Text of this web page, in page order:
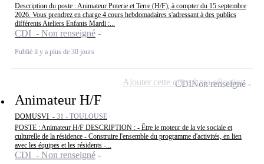
Description du poste : Animateur Poterie et Terre (H/F), à compter du 15 septembre
2026. Vous prendrez en charge 4 cours hebdomadaires s'adressant à des publics
différents Ateliers Enfants Mardi :...
CDI - Non renseigné
Publié il y a plus de 30 jours
Animateur H/F
DOMUSVI - 31 - TOULOUSE
POSTE : Animateur H/F DESCRIPTION : - Être le moteur de la vie sociale et
culturelle de la résidence - Construire l'ensemble du programme d'activités, en lien
avec les équipes et les résidents -...
CDI - Non renseigné
CDINon renseigné
Ajouter cette offre à ma sélection